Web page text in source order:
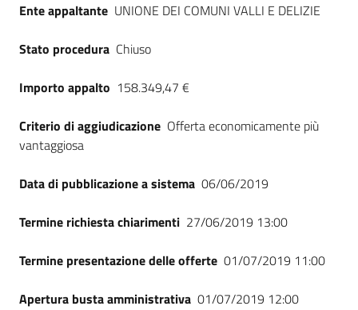
Ente appaltante UNIONE DEI COMUNI VALLI E DELIZIE
Stato procedura Chiuso
Importo appalto 158.349,47 €
Criterio di aggiudicazione Offerta economicamente più
vantaggiosa
Data di pubblicazione a sistema 06/06/2019
Termine richiesta chiarimenti 27/06/2019 13:00
Termine presentazione delle offerte 01/07/2019 11:00
Apertura busta amministrativa 01/07/2019 12:00